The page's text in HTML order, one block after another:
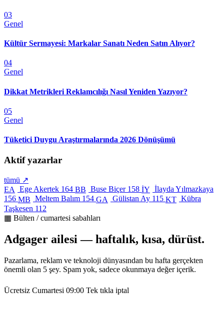
03
Genel
Kültür Sermayesi: Markalar Sanatı Neden Satın Alıyor?
04
Genel
Dikkat Metrikleri Reklamcılığı Nasıl Yeniden Yazıyor?
05
Genel
Tüketici Duygu Araştırmalarında 2026 Dönüşümü
Aktif yazarlar
tümü ↗
EA Ege Akertek 164 BB Buse Biçer 158 İY İlayda Yılmazkaya
156 MB Meltem Balım 154 GA Gülistan Ay 115 KT Kübra
Taşkesen 112
▦ Bülten / cumartesi sabahları
Adgager ailesi — haftalık, kısa, dürüst.
Pazarlama, reklam ve teknoloji dünyasından bu hafta gerçekten
önemli olan 5 şey. Spam yok, sadece okunmaya değer içerik.
Ücretsiz Cumartesi 09:00 Tek tıkla iptal